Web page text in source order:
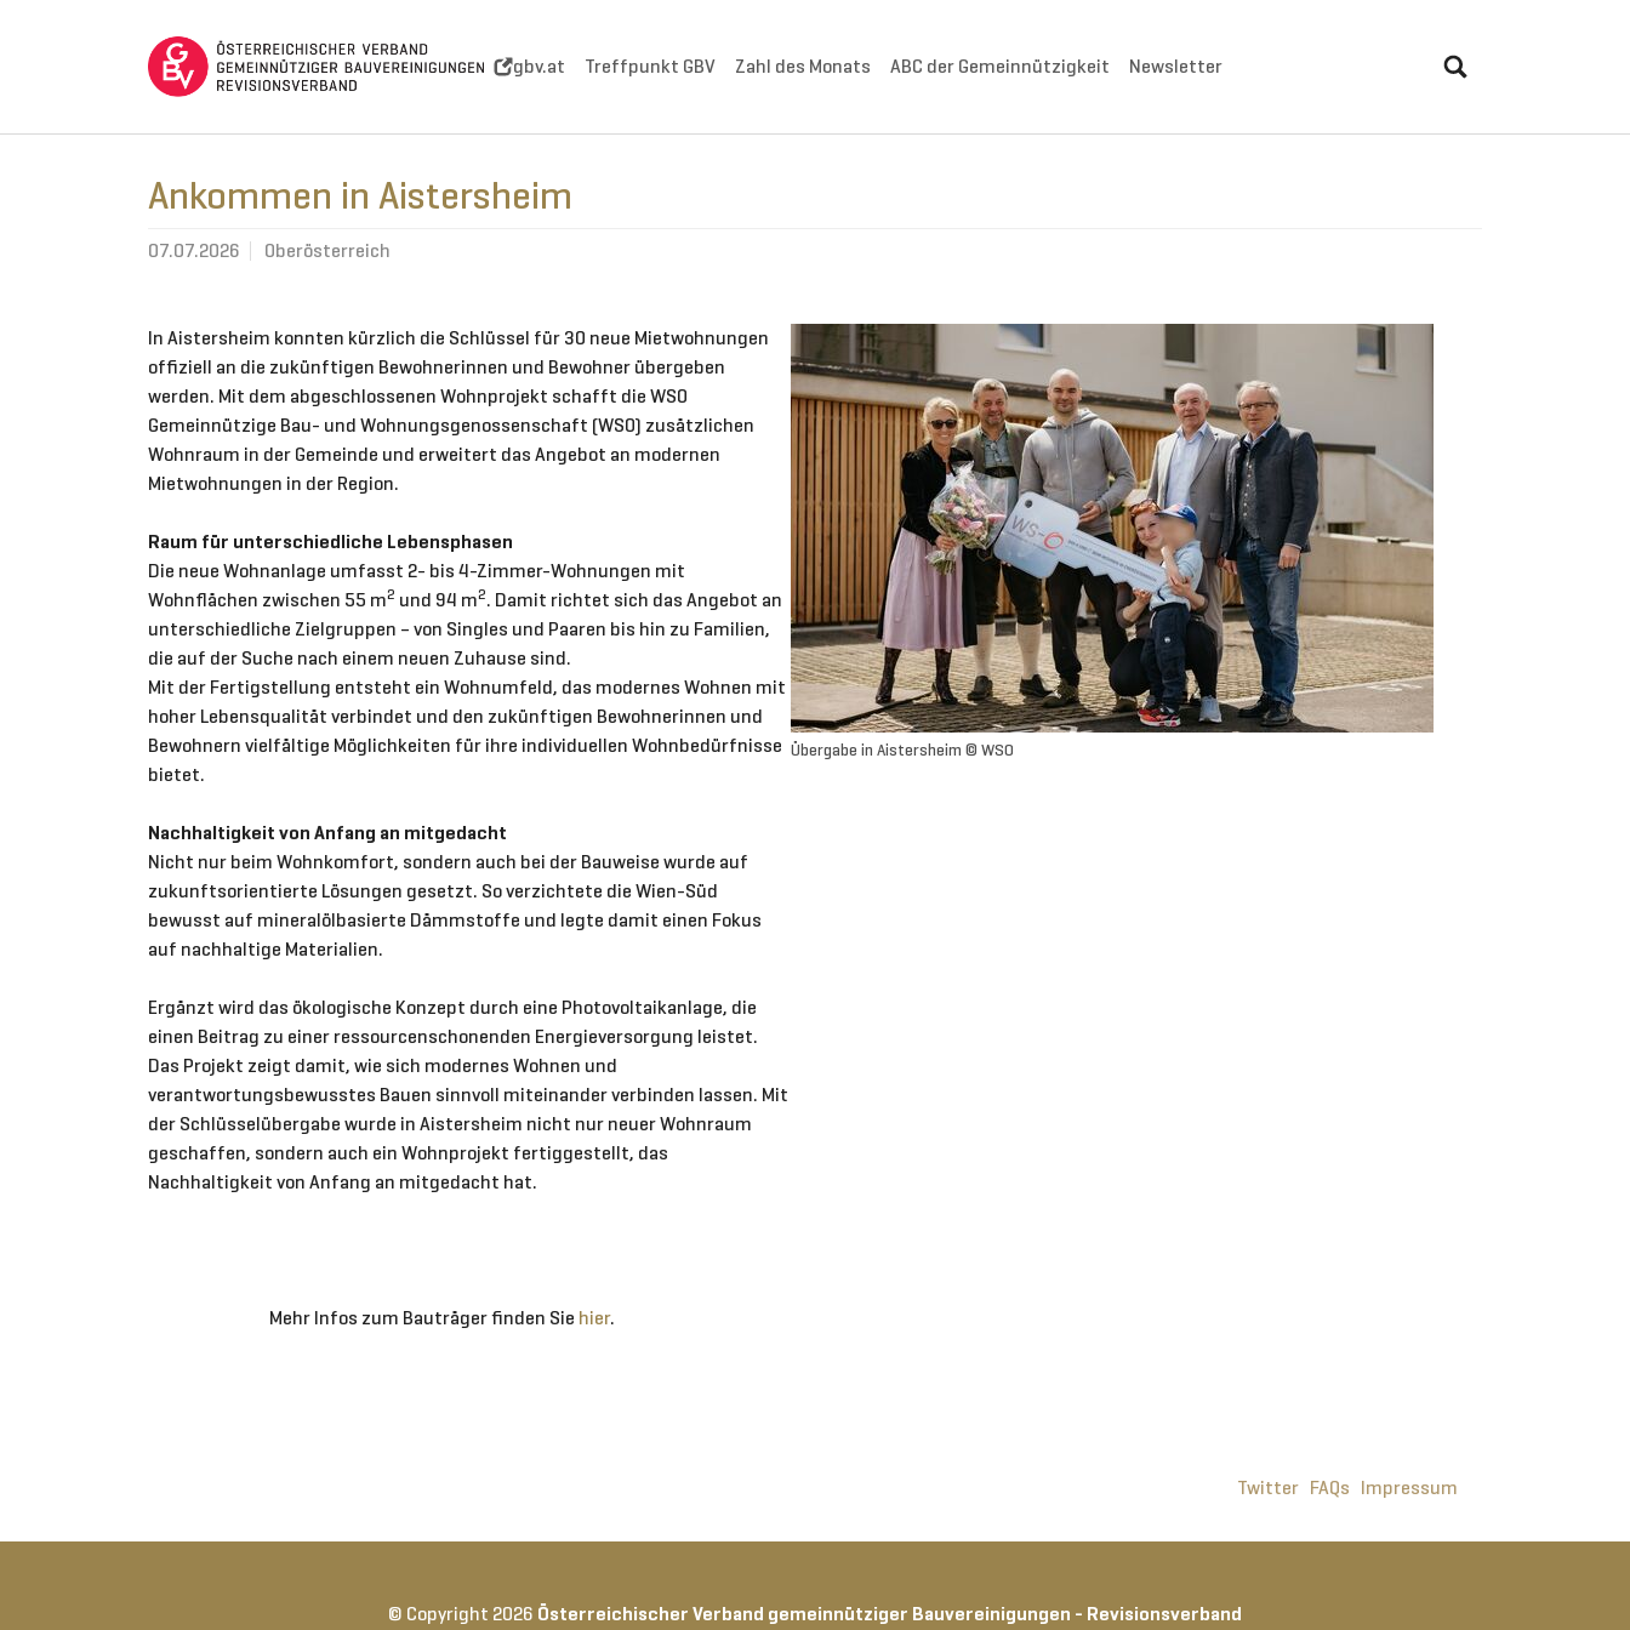
gbv.at Treffpunkt GBV Zahl des Monats ABC der Gemeinnützigkeit Newsletter
Ankommen in Aistersheim
07.07.2026 Oberösterreich
Übergabe in Aistersheim © WSO
In Aistersheim konnten kürzlich die Schlüssel für 30 neue Mietwohnungen
offiziell an die zukünftigen Bewohnerinnen und Bewohner übergeben
werden. Mit dem abgeschlossenen Wohnprojekt schafft die WSO
Gemeinnützige Bau- und Wohnungsgenossenschaft (WSO) zusätzlichen
Wohnraum in der Gemeinde und erweitert das Angebot an modernen
Mietwohnungen in der Region.
Raum für unterschiedliche Lebensphasen
Die neue Wohnanlage umfasst 2- bis 4-Zimmer-Wohnungen mit
Wohnflächen zwischen 55 m2 und 94 m2. Damit richtet sich das Angebot an
unterschiedliche Zielgruppen – von Singles und Paaren bis hin zu Familien,
die auf der Suche nach einem neuen Zuhause sind.
Mit der Fertigstellung entsteht ein Wohnumfeld, das modernes Wohnen mit
hoher Lebensqualität verbindet und den zukünftigen Bewohnerinnen und
Bewohnern vielfältige Möglichkeiten für ihre individuellen Wohnbedürfnisse
bietet.
Nachhaltigkeit von Anfang an mitgedacht
Nicht nur beim Wohnkomfort, sondern auch bei der Bauweise wurde auf
zukunftsorientierte Lösungen gesetzt. So verzichtete die Wien-Süd
bewusst auf mineralölbasierte Dämmstoffe und legte damit einen Fokus
auf nachhaltige Materialien.
Ergänzt wird das ökologische Konzept durch eine Photovoltaikanlage, die
einen Beitrag zu einer ressourcenschonenden Energieversorgung leistet.
Das Projekt zeigt damit, wie sich modernes Wohnen und
verantwortungsbewusstes Bauen sinnvoll miteinander verbinden lassen. Mit
der Schlüsselübergabe wurde in Aistersheim nicht nur neuer Wohnraum
geschaffen, sondern auch ein Wohnprojekt fertiggestellt, das
Nachhaltigkeit von Anfang an mitgedacht hat.
Mehr Infos zum Bauträger finden Sie hier.
Twitter FAQs Impressum
© Copyright 2026 Österreichischer Verband gemeinnütziger Bauvereinigungen - Revisionsverband